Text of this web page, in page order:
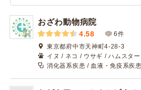
おざわ動物病院
4.58
6件
東京都府中市天神町4-28-3
イヌ / ネコ / ウサギ / ハムスタ
消化器系疾患 / 血液・免疫系疾